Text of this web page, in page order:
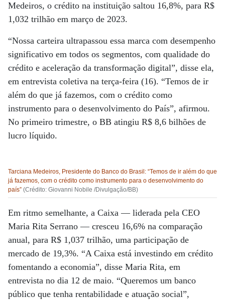
Medeiros, o crédito na instituição saltou 16,8%, para R$
1,032 trilhão em março de 2023.
“Nossa carteira ultrapassou essa marca com desempenho
significativo em todos os segmentos, com qualidade do
crédito e aceleração da transformação digital”, disse ela,
em entrevista coletiva na terça-feira (16). “Temos de ir
além do que já fazemos, com o crédito como
instrumento para o desenvolvimento do País”, afirmou.
No primeiro trimestre, o BB atingiu R$ 8,6 bilhões de
lucro líquido.
Tarciana Medeiros, Presidente do Banco do Brasil: “Temos de ir além do que
já fazemos, com o crédito como instrumento para o desenvolvimento do
país” (Crédito: Giovanni Nobile /Divulgação/BB)
Em ritmo semelhante, a Caixa — liderada pela CEO
Maria Rita Serrano — cresceu 16,6% na comparação
anual, para R$ 1,037 trilhão, uma participação de
mercado de 19,3%. “A Caixa está investindo em crédito
fomentando a economia”, disse Maria Rita, em
entrevista no dia 12 de maio. “Queremos um banco
público que tenha rentabilidade e atuação social”,